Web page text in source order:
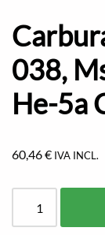
038,
He-5a
60,46€ IVA INCL.